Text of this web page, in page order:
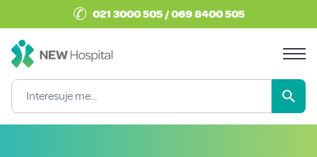
✆ 021 3000 505 / 069 8400 505